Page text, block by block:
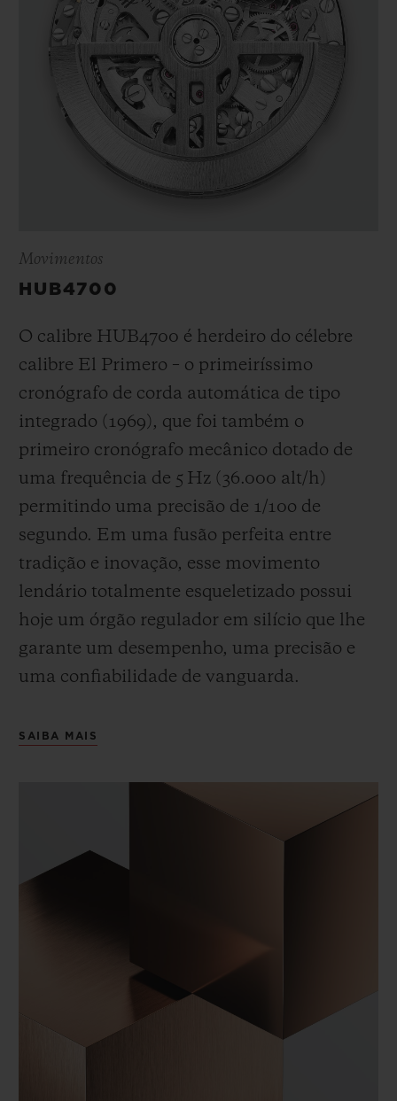
Movimentos
HUB4700
O calibre HUB4700 é herdeiro do célebre
calibre El Primero – o primeiríssimo
cronógrafo de corda automática de tipo
integrado (1969), que foi também o
primeiro cronógrafo mecânico dotado de
uma frequência de 5 Hz ( 36.000 alt/h)
permitindo uma precisão de 1/10o de
segundo. Em uma fusão perfeita entre
tradição e inovação, esse movimento
lendário totalmente esqueletizado possui
hoje um órgão regulador em silício que lhe
garante um desempenho, uma precisão e
uma confiabilidade de vanguarda.
SAIBA MAIS